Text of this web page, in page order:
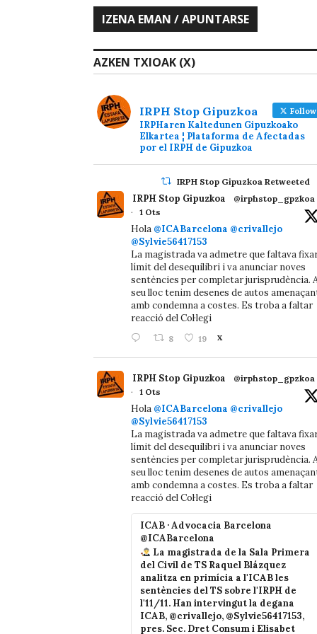
AZKEN TXIOAK (X)
IRPH Stop Gipuzkoa Follow
IRPHaren Kaltedunen Gipuzkoako
Elkartea ¦ Plataforma de Afectadas
por el IRPH de Gipuzkoa
IRPH Stop Gipuzkoa Retweeted
IRPH Stop Gipuzkoa
@irphstop_gpzkoa
·
1 Ots
Hola @ICABarcelona @crivallejo
@Sylvie56417153
La magistrada va admetre que faltava
límit del desequilibri i va anunciar noves
sentències per completar jurisprudència.
seu lloc tenim desenes de autos
amb condemna a costes. Es troba a faltar
reacció del Col·legi
8 19 X
IRPH Stop Gipuzkoa
@irphstop_gpzkoa
·
1 Ots
Hola @ICABarcelona @crivallejo
@Sylvie56417153
La magistrada va admetre que faltava
límit del desequilibri i va anunciar noves
sentències per completar jurisprudència.
seu lloc tenim desenes de autos
amb condemna a costes. Es troba a faltar
reacció del Col·legi
ICAB · Advocacia Barcelona
@ICABarcelona
La magistrada de la Sala Primera
del Civil de TS Raquel Blázquez
analitza en primícia a l'ICAB les
sentències del TS sobre l'IRPH de
l'11/11. Han intervingut la degana
ICAB, @crivallejo, @Sylvie56417153,
pres. Sec. Dret Consum i Elisabet